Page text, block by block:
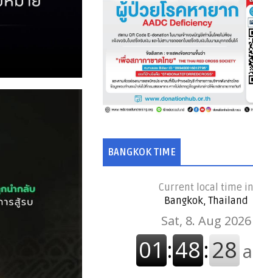
BANGKOK TIME
Current local time in
Bangkok, Thailand